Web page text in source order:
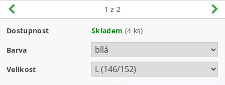
1 z 2
Dostupnost Skladem (4 ks)
Barva
Velikost